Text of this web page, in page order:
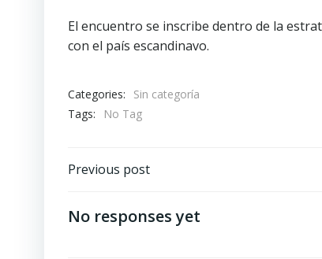
El encuentro se inscribe dentro de la
con el país escandinavo.
Categories:
Sin categoría
Tags:
No Tag
Post
navigation
Previous post
No responses yet